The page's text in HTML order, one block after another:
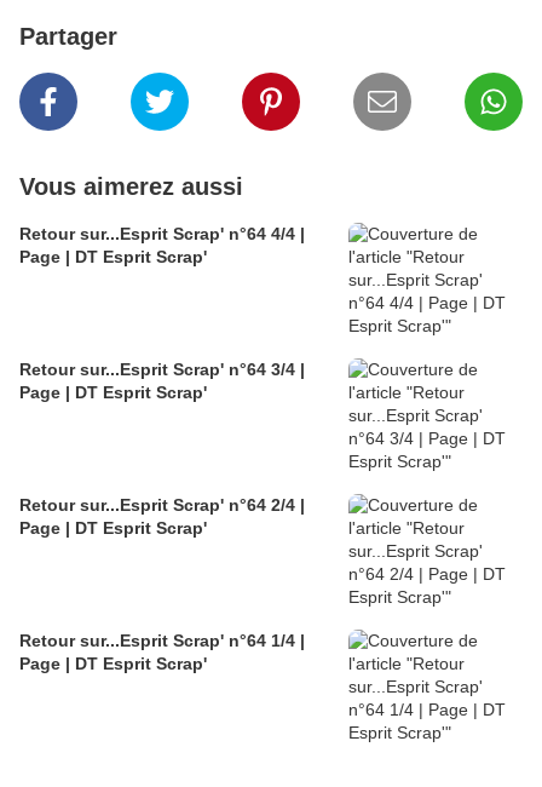
Partager
Vous aimerez aussi
Retour sur...Esprit Scrap' n°64 4/4 |
Page | DT Esprit Scrap'
Retour sur...Esprit Scrap' n°64 3/4 |
Page | DT Esprit Scrap'
Retour sur...Esprit Scrap' n°64 2/4 |
Page | DT Esprit Scrap'
Retour sur...Esprit Scrap' n°64 1/4 |
Page | DT Esprit Scrap'